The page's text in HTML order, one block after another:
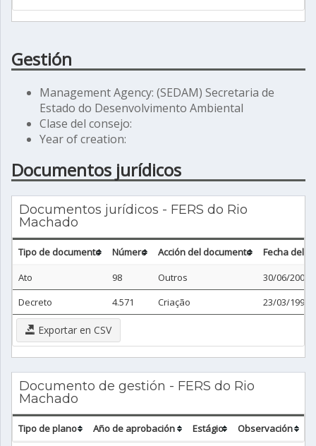
Gestión
Management Agency: (SEDAM) Secretaria de
Estado do Desenvolvimento Ambiental
Clase del consejo:
Year of creation:
Documentos jurídicos
Documentos jurídicos - FERS do Rio
Machado
Tipo de documento Número Acción del documento
Fecha del
Ato
98 Outros
30/06/2004
Decreto
4.571 Criação 23/03/1990
Exportar en CSV
Documento de gestión - FERS do Rio
Machado
Tipo de plano Año de aprobación Estágio Observación